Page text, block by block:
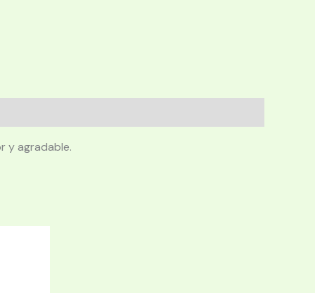
y agradable.